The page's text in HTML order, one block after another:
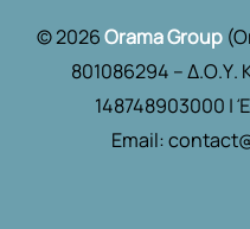
© 2026Orama Group
801086294 – Δ.Ο.Υ.
148748903000 |
Email: